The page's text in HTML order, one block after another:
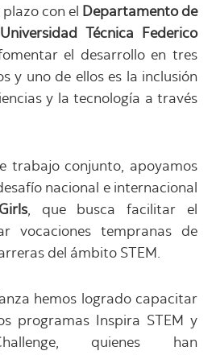
con el Departamento de
Técnica Federico
el desarrollo en tres
y uno de ellos es la inclusión
y la tecnología a través
trabajo conjunto, apoyamos
nacional e internacional
, que busca facilitar el
vocaciones tempranas de
del ámbito STEM.
hemos logrado capacitar
programas Inspira STEM y
quienes han